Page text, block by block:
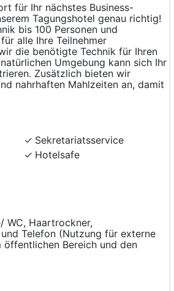
für Ihr nächstes Business-
Tagungshotel genau richtig!
bis 100 Personen und
alle Ihre Teilnehmer
die benötigte Technik für Ihren
Umgebung kann sich Ihr
Zusätzlich bieten wir
nahrhaften Mahlzeiten an, damit
Sekretariatsservice
Hotelsafe
WC, Haartrockner,
Telefon (Nutzung für externe
Bereich und den